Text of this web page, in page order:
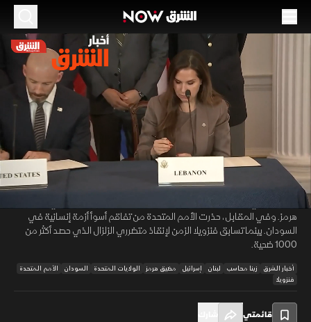
00:12/52:16
اتفاق إطاري بين لبنان وإسرائيل.. وعودة التوترات
إلى "هرمز"
52:16 أخبار
أخبار الشرق
كشفت وثيقة لـ"الشرق" عن تفاصيل الاتفاق الإطاري بين لبنان وإسرائيل برعاية
أميركية، والذي يضع مسارا لإنهاء الحرب بين إسرائيل ولبنان عبر مجموعات عمل
للسلام. يأتي ذلك تزامنا مع ضربات متبادلة بين واشنطن وطهران في مضيق
هرمز. وفي المقابل، حذرت الأمم المتحدة من تفاقم أسوأ أزمة إنسانية في
السودان. بينما تسابق فنزويلا الزمن لإنقاذ متضرري الزلزال الذي حصد أكثر من
1000 ضحية.
أخبار الشرق زينا محاسب لبنان إسرائيل مضيق هرمز الولايات المتحدة السودان
الأمم المتحدة
فنزويلا
قائمتي